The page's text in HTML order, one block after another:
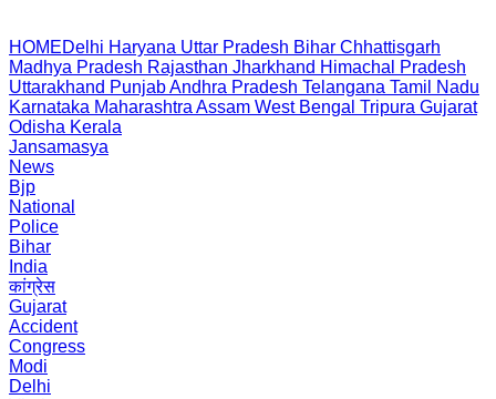
HOMEDelhi Haryana Uttar Pradesh Bihar Chhattisgarh
Madhya Pradesh Rajasthan Jharkhand Himachal Pradesh
Uttarakhand PunjabAndhra Pradesh Telangana Tamil Nadu
Karnataka Maharashtra Assam West Bengal Tripura Gujarat
Odisha Kerala
Jansamasya
News
Bjp
National
Police
Bihar
India
कांग्रेस
Gujarat
Accident
Congress
Modi
Delhi